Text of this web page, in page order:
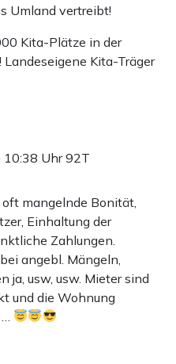
Umland vertreibt!
Kita-Plätze in der
Kita-Träger
10:38 Uhr92T
mangelnde Bonität,
Einhaltung der
Zahlungen.
angebl. Mängeln,
ja, usw, usw. Mieter sind
und die Wohnung